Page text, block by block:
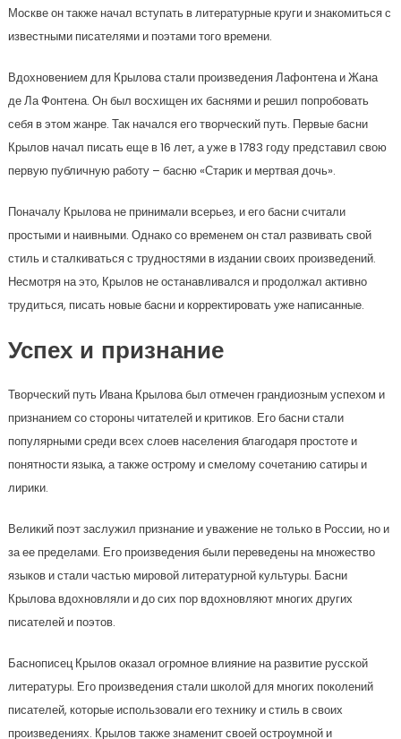
Москве он также начал вступать в литературные круги и знакомиться с
известными писателями и поэтами того времени.
Вдохновением для Крылова стали произведения Лафонтена и Жана
де Ла Фонтена. Он был восхищен их баснями и решил попробовать
себя в этом жанре. Так начался его творческий путь. Первые басни
Крылов начал писать еще в 16 лет, а уже в 1783 году представил свою
первую публичную работу – басню «Старик и мертвая дочь».
Поначалу Крылова не принимали всерьез, и его басни считали
простыми и наивными. Однако со временем он стал развивать свой
стиль и сталкиваться с трудностями в издании своих произведений.
Несмотря на это, Крылов не останавливался и продолжал активно
трудиться, писать новые басни и корректировать уже написанные.
Успех и признание
Творческий путь Ивана Крылова был отмечен грандиозным успехом и
признанием со стороны читателей и критиков. Его басни стали
популярными среди всех слоев населения благодаря простоте и
понятности языка, а также острому и смелому сочетанию сатиры и
лирики.
Великий поэт заслужил признание и уважение не только в России, но и
за ее пределами. Его произведения были переведены на множество
языков и стали частью мировой литературной культуры. Басни
Крылова вдохновляли и до сих пор вдохновляют многих других
писателей и поэтов.
Баснописец Крылов оказал огромное влияние на развитие русской
литературы. Его произведения стали школой для многих поколений
писателей, которые использовали его технику и стиль в своих
произведениях. Крылов также знаменит своей остроумной и